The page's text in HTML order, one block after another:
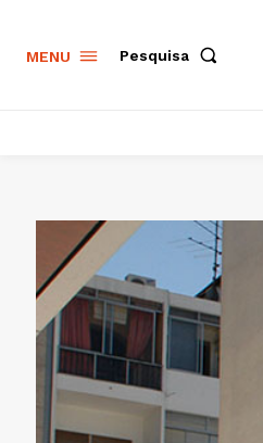
MENU Pesquisa